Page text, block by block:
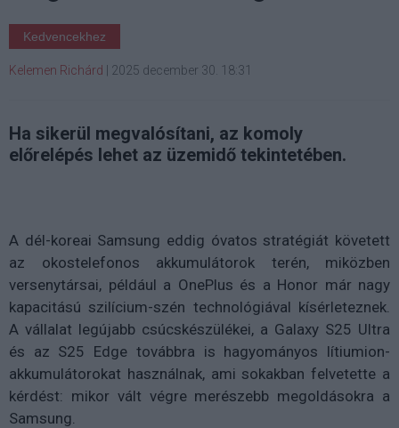
Kedvencekhez
Kelemen Richárd 2025 december 30. 18:31
Ha sikerül megvalósítani, az komoly
előrelépés lehet az üzemidő tekintetében.
A dél-koreai Samsung eddig óvatos stratégiát követett
az okostelefonos akkumulátorok terén, miközben
versenytársai, például a OnePlus és a Honor már nagy
kapacitású szilícium-szén technológiával kísérleteznek.
A vállalat legújabb csúcskészülékei, a Galaxy S25 Ultra
és az S25 Edge továbbra is hagyományos lítiumion-
akkumulátorokat használnak, ami sokakban felvetette a
kérdést: mikor vált végre merészebb megoldásokra a
Samsung.